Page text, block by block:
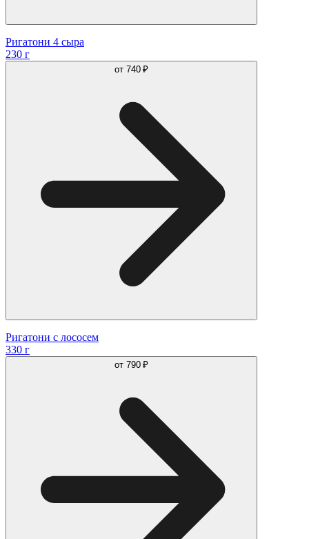
Ригатони 4 сыра
230 г
от 740 ₽
Ригатони с лососем
330 г
от 790 ₽